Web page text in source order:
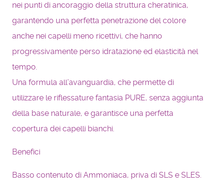
nei punti di ancoraggio della struttura cheratinica,
garantendo una perfetta penetrazione del colore
anche nei capelli meno ricettivi, che hanno
progressivamente perso idratazione ed elasticità nel
tempo.
Una formula all’avanguardia, che permette di
utilizzare le riflessature fantasia PURE, senza aggiunta
della base naturale, e garantisce una perfetta
copertura dei capelli bianchi.
Benefici
Basso contenuto di Ammoniaca, priva di SLS e SLES.